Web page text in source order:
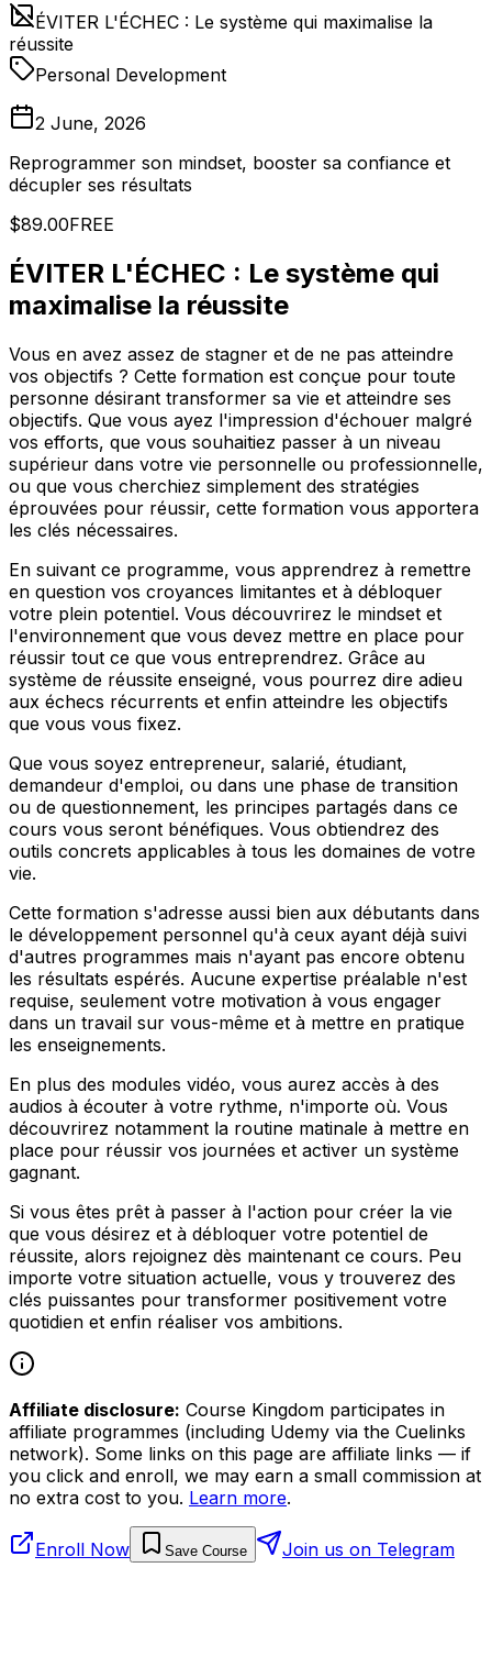
ÉVITER L'ÉCHEC : Le système qui maximalise la
réussite
Personal Development
2 June, 2026
Reprogrammer son mindset, booster sa confiance et
décupler ses résultats
$89.00FREE
ÉVITER L'ÉCHEC : Le système qui
maximalise la réussite
Vous en avez assez de stagner et de ne pas atteindre
vos objectifs ? Cette formation est conçue pour toute
personne désirant transformer sa vie et atteindre ses
objectifs. Que vous ayez l'impression d'échouer malgré
vos efforts, que vous souhaitiez passer à un niveau
supérieur dans votre vie personnelle ou professionnelle,
ou que vous cherchiez simplement des stratégies
éprouvées pour réussir, cette formation vous apportera
les clés nécessaires.
En suivant ce programme, vous apprendrez à remettre
en question vos croyances limitantes et à débloquer
votre plein potentiel. Vous découvrirez le mindset et
l'environnement que vous devez mettre en place pour
réussir tout ce que vous entreprendrez. Grâce au
système de réussite enseigné, vous pourrez dire adieu
aux échecs récurrents et enfin atteindre les objectifs
que vous vous fixez.
Que vous soyez entrepreneur, salarié, étudiant,
demandeur d'emploi, ou dans une phase de transition
ou de questionnement, les principes partagés dans ce
cours vous seront bénéfiques. Vous obtiendrez des
outils concrets applicables à tous les domaines de votre
vie.
Cette formation s'adresse aussi bien aux débutants dans
le développement personnel qu'à ceux ayant déjà suivi
d'autres programmes mais n'ayant pas encore obtenu
les résultats espérés. Aucune expertise préalable n'est
requise, seulement votre motivation à vous engager
dans un travail sur vous-même et à mettre en pratique
les enseignements.
En plus des modules vidéo, vous aurez accès à des
audios à écouter à votre rythme, n'importe où. Vous
découvrirez notamment la routine matinale à mettre en
place pour réussir vos journées et activer un système
gagnant.
Si vous êtes prêt à passer à l'action pour créer la vie
que vous désirez et à débloquer votre potentiel de
réussite, alors rejoignez dès maintenant ce cours. Peu
importe votre situation actuelle, vous y trouverez des
clés puissantes pour transformer positivement votre
quotidien et enfin réaliser vos ambitions.
Affiliate disclosure: Course Kingdom participates in
affiliate programmes (including Udemy via the Cuelinks
network). Some links on this page are affiliate links — if
you click and enroll, we may earn a small commission at
no extra cost to you. Learn more.
Enroll Now Save Course Join us on Telegram